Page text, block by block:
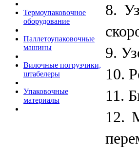
Термоупаковочное
оборудование
Паллетоупаковочные
машины
Вилочные погрузчики,
штабелеры
Упаковочные
материалы
8.
9.
10.
11.
12.